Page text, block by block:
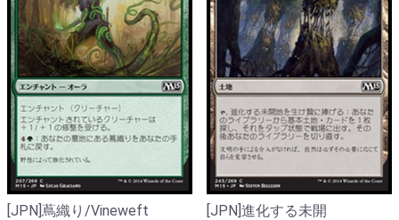
[JPN]蔦織り/Vineweft
[JPN]進化する未開